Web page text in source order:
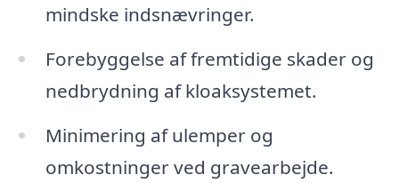
mindske indsnævringer.
Forebyggelse af fremtidige skader og
nedbrydning af kloaksystemet.
Minimering af ulemper og
omkostninger ved gravearbejde.